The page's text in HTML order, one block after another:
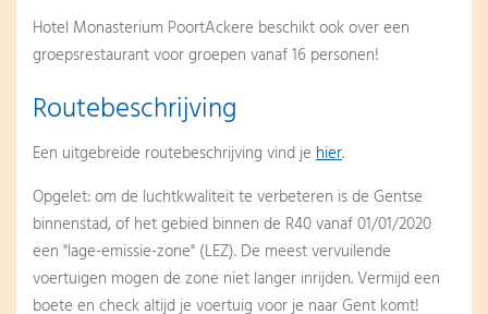
Hotel Monasterium PoortAckere beschikt ook over een
groepsrestaurant voor groepen vanaf 16 personen!
Routebeschrijving
Een uitgebreide routebeschrijving vind je hier.
Opgelet: om de luchtkwaliteit te verbeteren is de Gentse
binnenstad, of het gebied binnen de R40 vanaf 01/01/2020
een "lage-emissie-zone" (LEZ). De meest vervuilende
voertuigen mogen de zone niet langer inrijden. Vermijd een
boete en check altijd je voertuig voor je naar Gent komt!